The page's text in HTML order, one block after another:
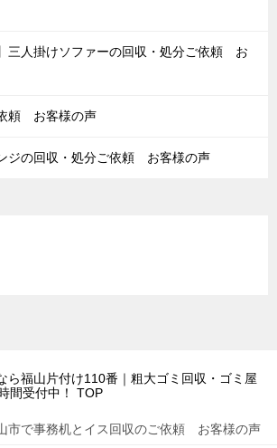
三人掛けソファーの回収・処分ご依頼 お
頼 お客様の声
ジの回収・処分ご依頼 お客様の声
ら福山片付け110番｜粗大ゴミ回収・ゴミ屋
間受付中！
TOP
市で事務机とイス回収のご依頼 お客様の声